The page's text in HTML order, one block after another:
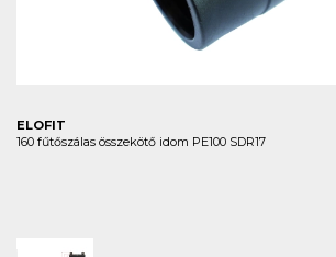
ELOFIT
160 fűtőszálas összekötő idom PE100 SDR17